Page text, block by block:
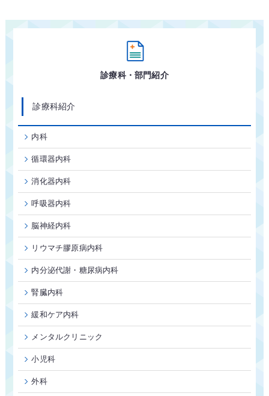
診療科・部門紹介
診療科紹介
内科
循環器内科
消化器内科
呼吸器内科
脳神経内科
リウマチ膠原病内科
内分泌代謝・糖尿病内科
腎臓内科
緩和ケア内科
メンタルクリニック
小児科
外科